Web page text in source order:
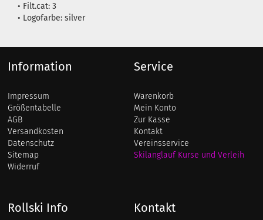
• Filt.cat: 3
• Logofarbe: silver
Information
Impressum
Größentabelle
AGB
Versandkosten
Datenschutz
Sitemap
Widerruf
Service
Warenkorb
Mein Konto
Zur Kasse
Kontakt
Vereinsservice
Skilanglauf Kurse und Verleih
Rollski Info Kontakt